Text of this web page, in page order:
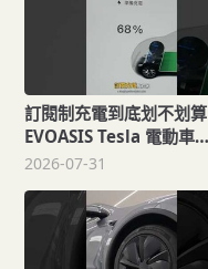
訂閱制充電到底划不划算
EVOASIS Tesla 電動車
EVOASIS 訂閱制
dad
2026-07-31